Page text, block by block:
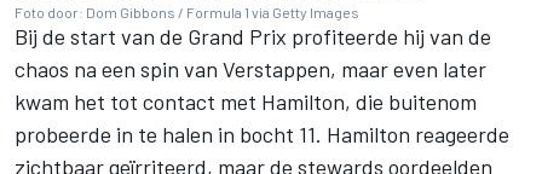
Foto door: Dom Gibbons / Formula 1 via Getty Images
Bij de start van de Grand Prix profiteerde hij van de
chaos na een spin van Verstappen, maar even later
kwam het tot contact met Hamilton, die buitenom
probeerde in te halen in bocht 11. Hamilton reageerde
zichtbaar geïrriteerd, maar de stewards oordeelden